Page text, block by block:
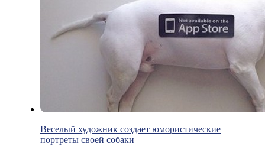
Веселый художник создает юмористические
портреты своей собаки